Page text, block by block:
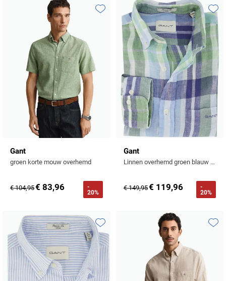
Gant
groen korte mouw overhemd
€ 104,95€ 83,96
-
20%
Toevoegen aan favorieten
Gant
Linnen overhemd groen blauw normale fit
€ 149,95€ 119,96
-
20%
Toevoegen aan favorieten